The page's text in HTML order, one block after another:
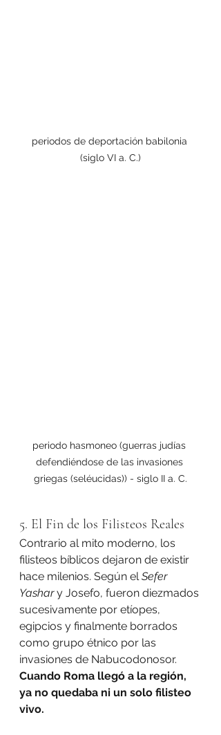
periodos de deportación babilonia
(siglo VI a. C.)
periodo hasmoneo (guerras judías
defendiéndose de las invasiones
griegas (seléucidas)) - siglo II a. C.
5. El Fin de los Filisteos Reales
Contrario al mito moderno, los
filisteos bíblicos dejaron de existir
hace milenios. Según el Sefer
Yashar y Josefo, fueron diezmados
sucesivamente por etíopes,
egipcios y finalmente borrados
como grupo étnico por las
invasiones de Nabucodonosor.
Cuando Roma llegó a la región,
ya no quedaba ni un solo filisteo
vivo.